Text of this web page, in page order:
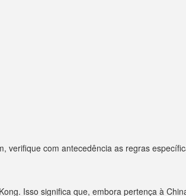
com antecedência as regras
Isso significa que, embora pertença à